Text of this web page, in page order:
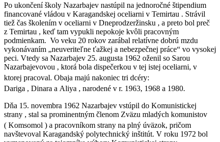
Po ukončení školy Nazarbajev nastúpil na jednoročné štipendium
financované vládou v Karagandskej oceliarni v Temirtau . Strávil
tiež čas školením v oceliarni v Dneprodzeržinsku , a preto bol preč
z Temirtau , keď tam vypukli nepokoje kvôli pracovným
podmienkam. Vo veku 20 rokov zarábal relatívne dobrú mzdu
vykonávaním „neuveriteľne ťažkej a nebezpečnej práce“ vo vysokej
peci. Vtedy sa Nazarbajev 25. augusta 1962 oženil so Sarou
Nazarbajevovou , ktorá bola dispečerkou v tej istej oceliarni, v
ktorej pracoval. Obaja majú nakoniec tri dcéry:
Dariga , Dinara a Aliya , narodené v r. 1963, 1968 a 1980.
Dňa 15. novembra 1962 Nazarbajev vstúpil do Komunistickej
strany , stal sa prominentným členom Zväzu mladých komunistov
( Komsomol ) a pracovníkom strany na plný úväzok, pričom
navštevoval Karagandský polytechnický inštitút. V roku 1972 bol